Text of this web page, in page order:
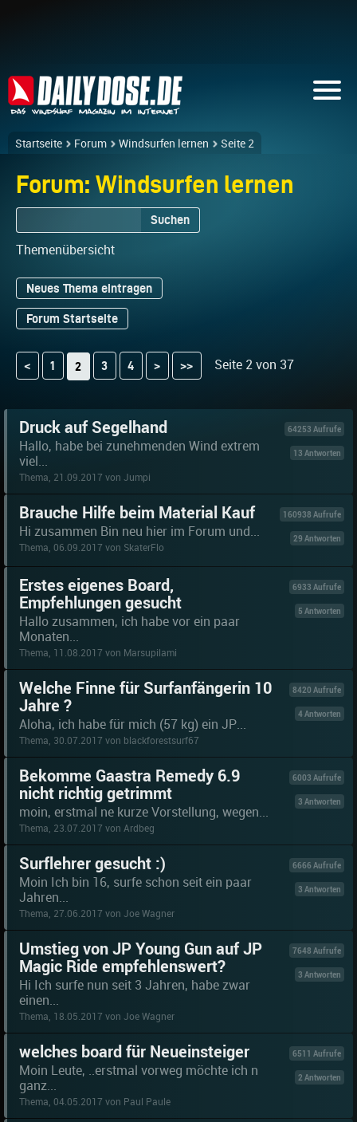
Startseite Forum Windsurfen lernen Seite 2
Forum: Windsurfen lernen
Suchen
Themenübersicht
Neues Thema eintragen
Forum Startseite
< 1 2 3 4 > >> Seite 2 von 37
Druck auf Segelhand
Hallo, habe bei zunehmenden Wind extrem
viel...
Thema, 21.09.2017 von Jumpi
64253 Aufrufe
13 Antworten
Brauche Hilfe beim Material Kauf
Hi zusammen Bin neu hier im Forum und...
Thema, 06.09.2017 von SkaterFlo
160938 Aufrufe
29 Antworten
Erstes eigenes Board,
Empfehlungen gesucht
Hallo zusammen, ich habe vor ein paar
Monaten...
Thema, 11.08.2017 von Marsupilami
6933 Aufrufe
5 Antworten
Welche Finne für Surfanfängerin 10
Jahre ?
Aloha, ich habe für mich (57 kg) ein JP...
Thema, 30.07.2017 von blackforestsurf67
8420 Aufrufe
4 Antworten
Bekomme Gaastra Remedy 6.9
nicht richtig getrimmt
moin, erstmal ne kurze Vorstellung, wegen...
Thema, 23.07.2017 von Ardbeg
6003 Aufrufe
3 Antworten
Surflehrer gesucht :)
Moin Ich bin 16, surfe schon seit ein paar
Jahren...
Thema, 27.06.2017 von Joe Wagner
6666 Aufrufe
3 Antworten
Umstieg von JP Young Gun auf JP
Magic Ride empfehlenswert?
Hi Ich surfe nun seit 3 Jahren, habe zwar
einen...
Thema, 18.05.2017 von Joe Wagner
7648 Aufrufe
3 Antworten
welches board für Neueinsteiger
Moin Leute, ..erstmal vorweg möchte ich n
ganz...
Thema, 04.05.2017 von Paul Paule
6511 Aufrufe
2 Antworten